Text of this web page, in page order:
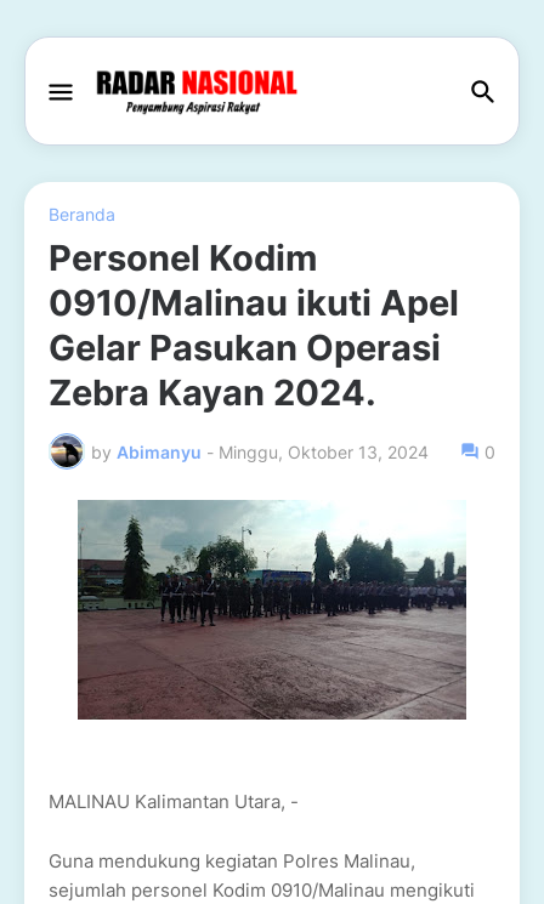
Beranda
Personel Kodim
0910/Malinau ikuti Apel
Gelar Pasukan Operasi
Zebra Kayan 2024.
by Abimanyu - Minggu, Oktober 13, 2024 0
MALINAU Kalimantan Utara, -
Guna mendukung kegiatan Polres Malinau,
sejumlah personel Kodim 0910/Malinau mengikuti